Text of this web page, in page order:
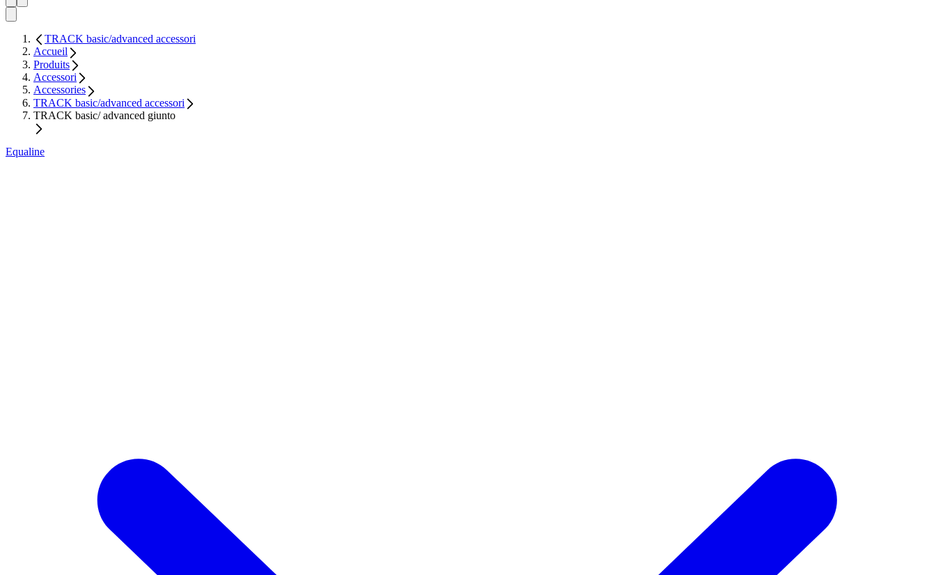
TRACK basic/advanced accessori
Accueil
Produits
Accessori
Accessories
TRACK basic/advanced accessori
TRACK basic/ advanced giunto
Equaline